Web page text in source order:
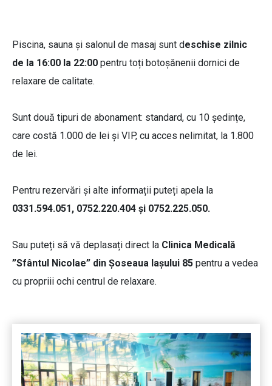
Piscina, sauna și salonul de masaj sunt deschise zilnic
de la 16:00 la 22:00 pentru toți botoșănenii dornici de
relaxare de calitate.
Sunt două tipuri de abonament: standard, cu 10 ședințe,
care costă 1.000 de lei și VIP, cu acces nelimitat, la 1.800
de lei.
Pentru rezervări și alte informații puteți apela la
0331.594.051, 0752.220.404 și 0752.225.050.
Sau puteți să vă deplasați direct la Clinica Medicală
”Sfântul Nicolae” din Șoseaua Iașului 85 pentru a vedea
cu propriii ochi centrul de relaxare.